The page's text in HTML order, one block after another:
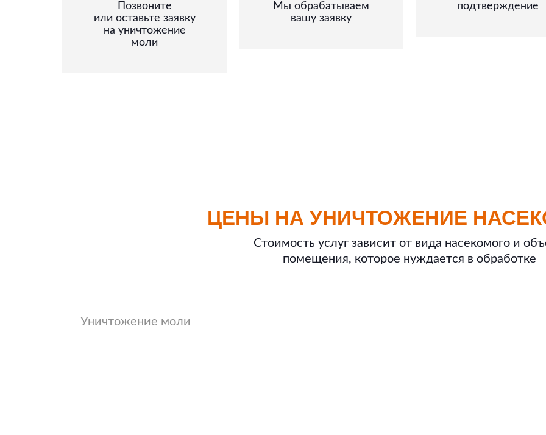
Позвоните
или оставьте заявку
на уничтожение
моли
Мы обрабатываем
вашу заявку
подтверждение
ЦЕНЫ НА УНИЧТОЖЕНИЕ
Стоимость услуг зависит от вида насекомого и
помещения, которое нуждается в обработке
Уничтожение моли